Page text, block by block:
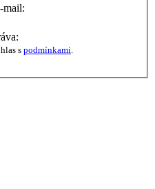
mail:
s podmínkami